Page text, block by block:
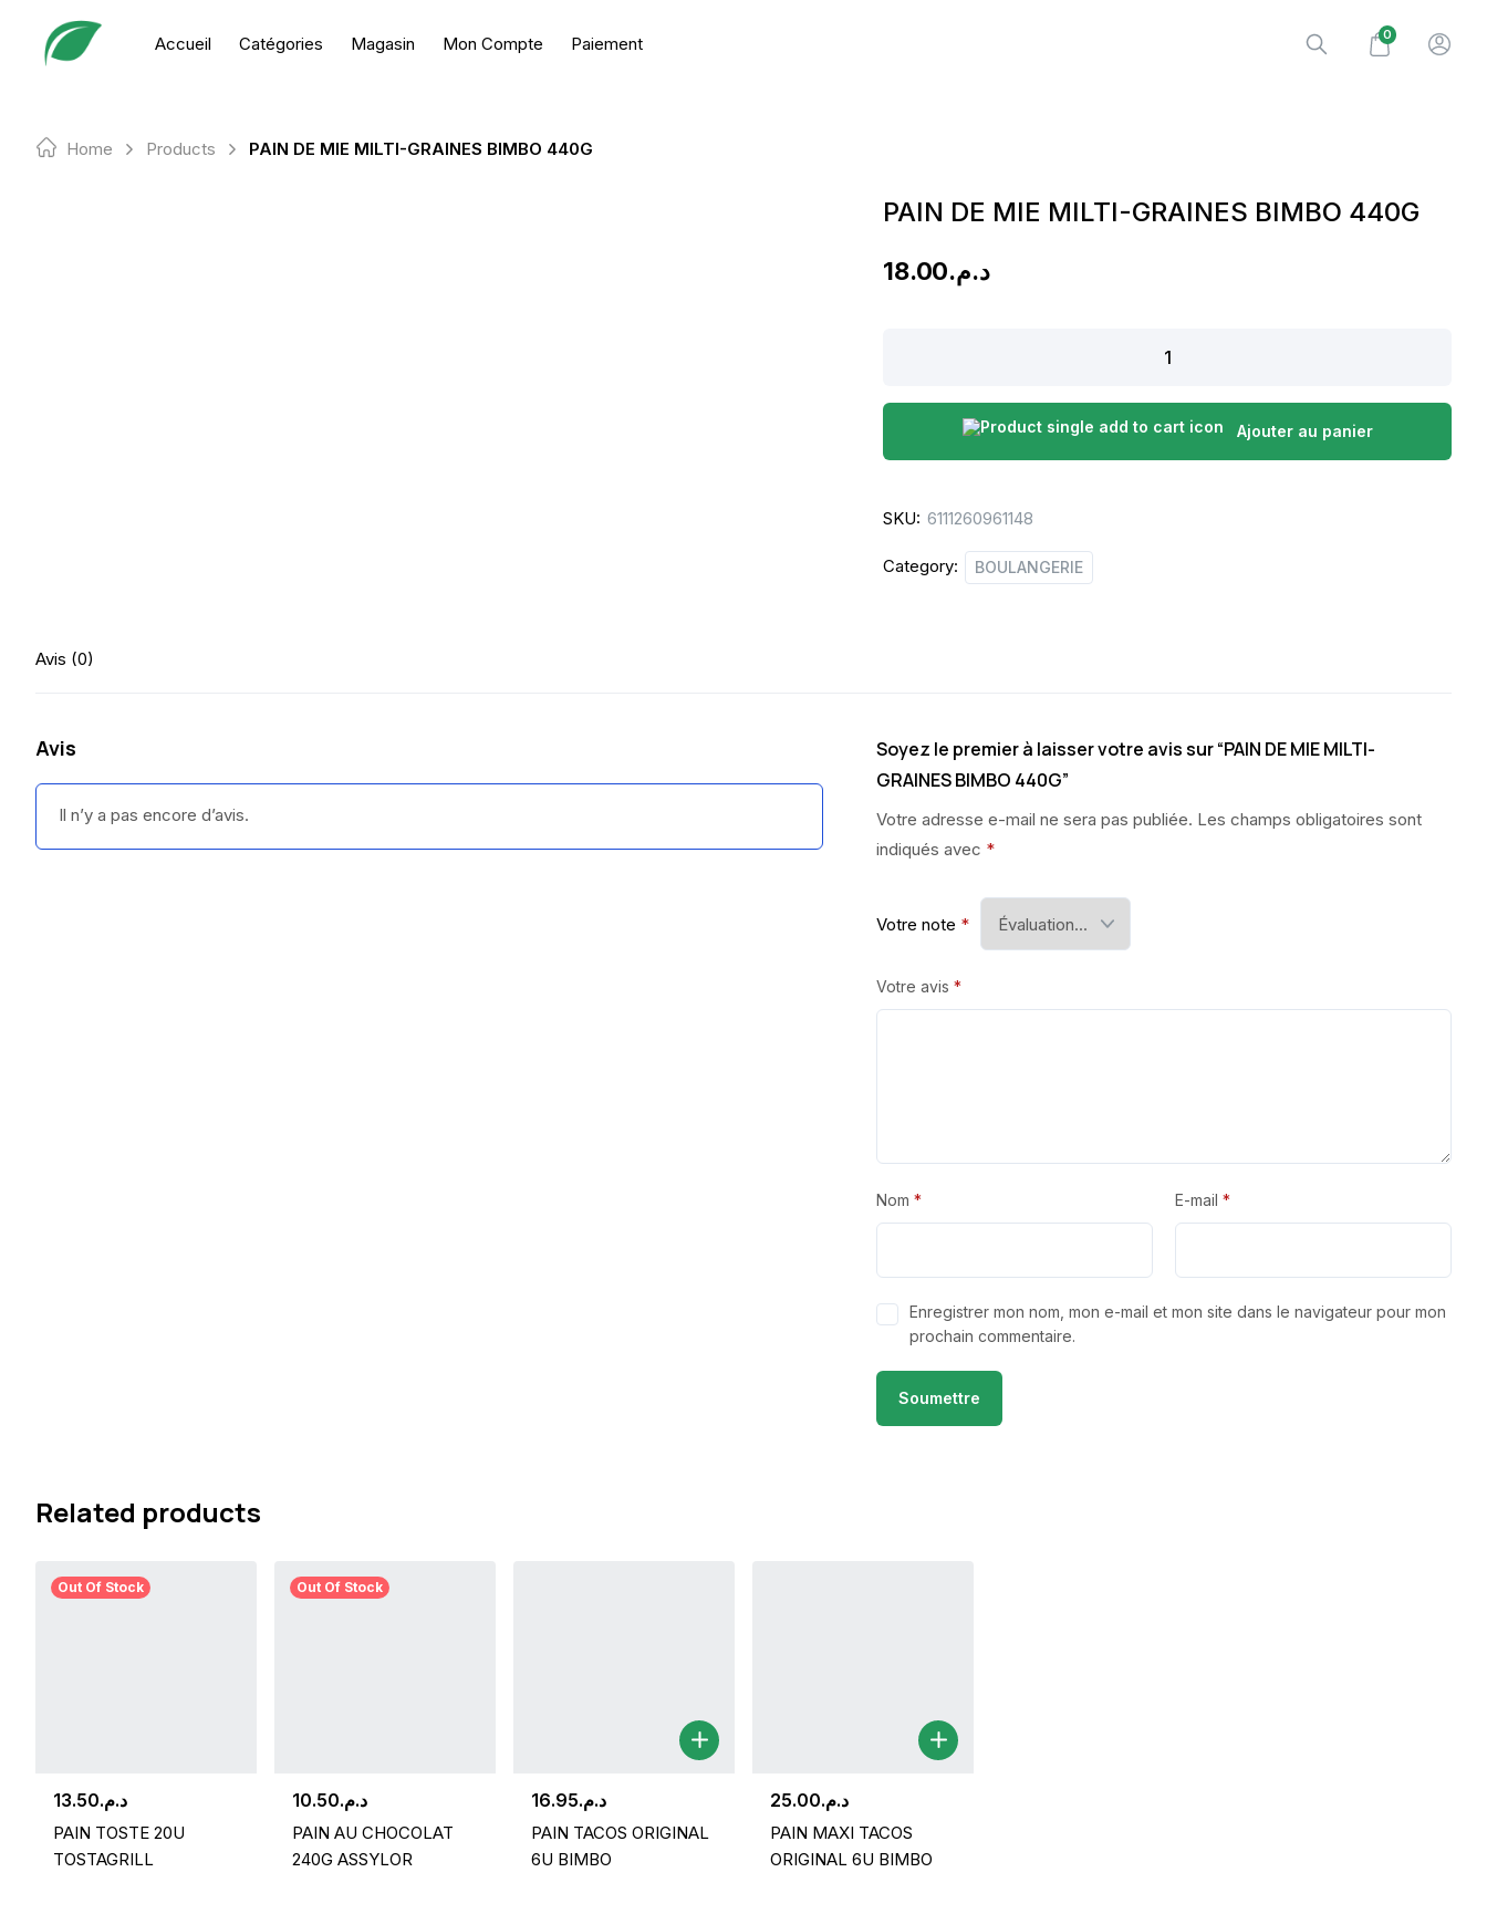
content
Accueil Catégories Magasin Mon Compte Paiement 0
Home Products PAIN DE MIE MILTI-GRAINES BIMBO 440G
PAIN DE MIE MILTI-GRAINES BIMBO 440G
د.م.18.00
MIE
GRAINES
440G
Ajouter au panier
SKU: 6111260961148
Category: BOULANGERIE
Avis (0)
Avis
Il n’y a pas encore d’avis.
Soyez le premier à laisser votre avis sur “PAIN DE MIE MILTI-
GRAINES BIMBO 440G”
Votre adresse e-mail ne sera pas publiée. Les champs obligatoires sont
indiqués avec *
Votre note *
Votre avis *
Nom * E-mail *
Enregistrer mon nom, mon e-mail et mon site dans le navigateur pour mon
prochain commentaire.
Related products
Out Of Stock
د.م.13.50
PAIN TOSTE 20U
TOSTAGRILL
Out Of Stock
د.م.10.50
PAIN AU CHOCOLAT
240G ASSYLOR
د.م.16.95
PAIN TACOS ORIGINAL
6U BIMBO
د.م.25.00
PAIN MAXI TACOS
ORIGINAL 6U BIMBO